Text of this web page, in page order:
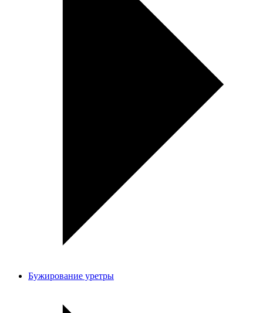
Бужирование уретры